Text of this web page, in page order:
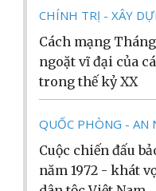
CHÍNH TRỊ - XÂY
Cách mạng
ngoặt vĩ đại của
trong thế kỷ XX
QUỐC PHÒNG - AN
Cuộc chiến đấu
năm 1972 - khát